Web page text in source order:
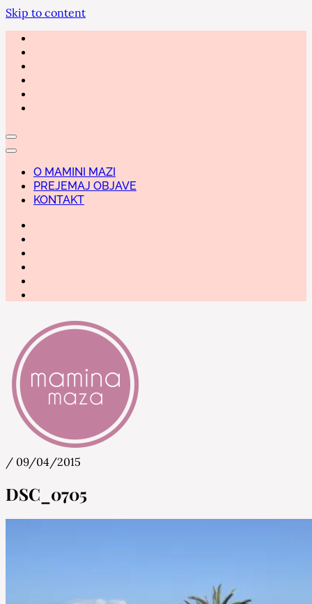
Skip to content
O MAMINI MAZI
PREJEMAJ OBJAVE
KONTAKT
Mamina Maza
/ 09/04/2015
DSC_0705